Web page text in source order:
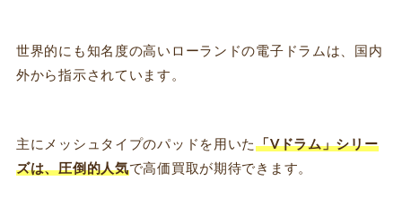
世界的にも知名度の高いローランドの電子ドラムは、国内
外から指示されています。
主にメッシュタイプのパッドを用いた「Vドラム」シリー
ズは、圧倒的人気で高価買取が期待できます。